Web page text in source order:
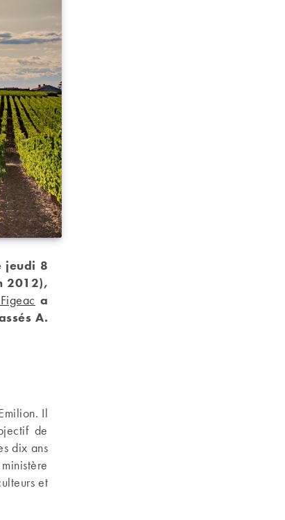
jeudi 8
2012),
a
A.
Il
de
dix ans
et